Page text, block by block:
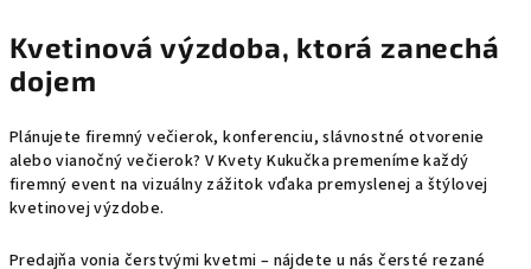
Kvetinová výzdoba, ktorá zanechá
dojem
Plánujete firemný večierok, konferenciu, slávnostné otvorenie
alebo vianočný večierok? V Kvety Kukučka premeníme každý
firemný event na vizuálny zážitok vďaka premyslenej a štýlovej
kvetinovej výzdobe.
Predajňa vonia čerstvými kvetmi – nájdete u nás čersté rezané